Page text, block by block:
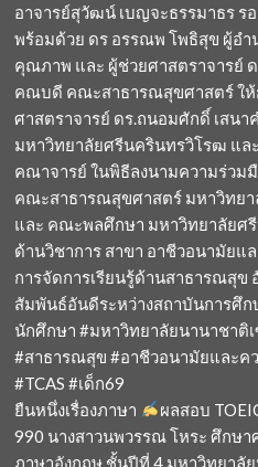
อาจารย์สุวัฒน์ เบญจะธรรมาธร ร
พร้อมด้วย ดร อรรณพ โพธิสุข ผู้อำ
คุณภาพ และ ผู้ช่วยศาสตราจารย์
คณบดี คณะสาธารณสุขศาสตร์ ให้
ศาสตราจารย์ ดร.ถนอมศักดิ์ เสน
มหาวิทยาลัยศรีนครินทรวิโรฒ แล
คณาจารย์ ในพิธีลงนามความร่วม
คณะสาธารณสุขศาสตร์ มหาวิทยา
และ คณะพลศึกษา มหาวิทยาลัยศ
ด้านวิชาการ สาขา อาชีวอนามัยแ
การจัดการเรียนรู้ด้านสาธารณสุข
สัมพันธ์อันดีระหว่างสถาบันการศึก
นักศึกษา #มหาวิทยาลัยนานาชาติเ
#สาธารณสุข #อาชีวอนามัยและค
#TCAS #เด็ก69
ยืนหนึ่งเรื่องภาษา
ผลสอบ
990 นางสาวนพวรรณ โหระ ศึกษ
ภาษาอังกฤษ ชั้นปีที่ 4 มหาวิทยาลัย